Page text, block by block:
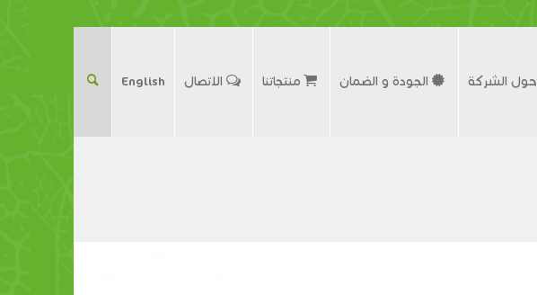
حول الشركة الجودة و الضمان منتجاتنا الاتصال English